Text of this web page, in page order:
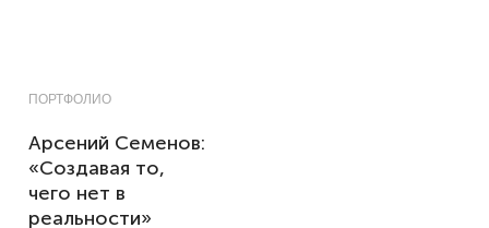
ПОРТФОЛИО
Арсений Семенов:
«Создавая то,
чего нет в
реальности»